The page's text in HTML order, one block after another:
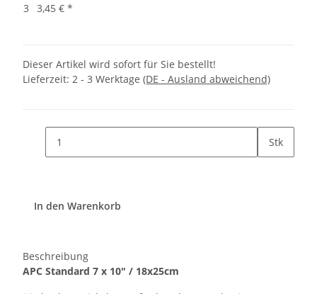
3
3,45 € *
Dieser Artikel wird sofort für Sie bestellt!
Lieferzeit: 2 - 3 Werktage (DE - Ausland abweichend)
Stk
In den Warenkorb
Beschreibung
APC Standard 7 x 10" / 18x25cm